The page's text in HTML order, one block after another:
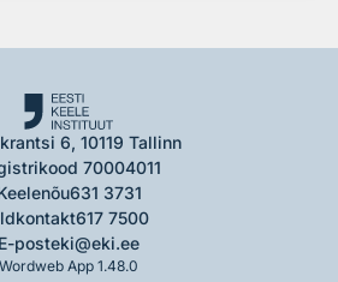
6, 10119 Tallinn
70004011
631 3731
617 7500
E-posteki@eki.ee
Wordweb App 1.48.0